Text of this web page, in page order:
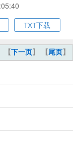
TXT下载
【下一页】 【尾页】